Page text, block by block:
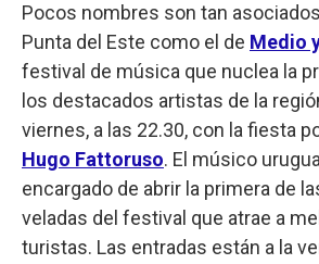
Pocos nombres son tan
Punta del Este como el de Medio
festival de música que nuclea la
los destacados artistas de la
viernes, a las 22.30, con la fiesta
Hugo Fattoruso. El músico
encargado de abrir la primera de
veladas del festival que atrae a
turistas. Las entradas están a la